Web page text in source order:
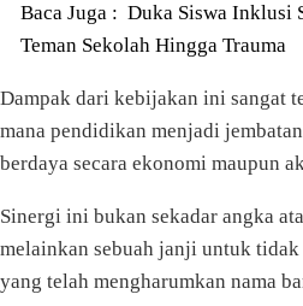
Baca Juga : Duka Siswa Inklusi
Teman Sekolah Hingga Trauma
Dampak dari kebijakan ini sangat
mana pendidikan menjadi
berdaya secara ekonomi maupun
Sinergi ini bukan sekadar angka
melainkan sebuah janji untuk
yang telah mengharumkan nama